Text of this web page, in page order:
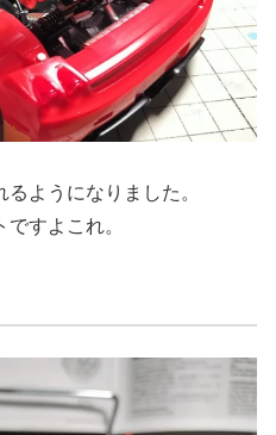
ようになりました。
すよこれ。